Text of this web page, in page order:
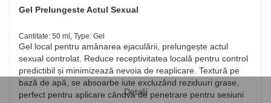
Detalii
Gel Prelungeste Actul Sexual
Cantitate: 50 ml, Type: Gel
Gel local pentru amânarea ejaculării, prelungește actul
sexual controlat. Reduce receptivitatea locală pentru control
predictibil și minimizează nevoia de reaplicare. Textură pe
bază de apă, se absoarbe iute excluzând reziduuri grase,
perfect pentru aplicare cândva de penetrare pentru sesiuni